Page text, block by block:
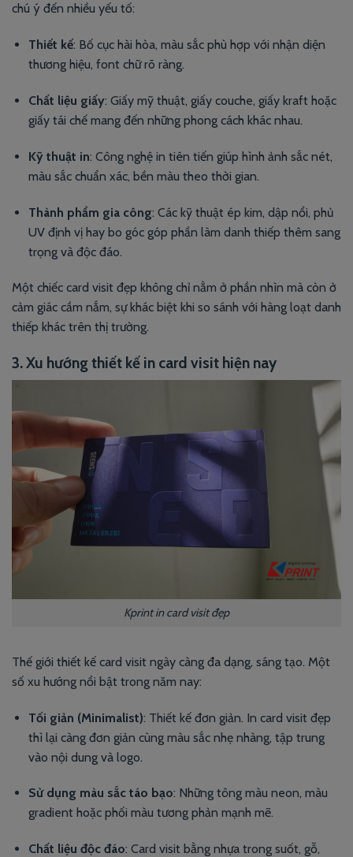
chú ý đến nhiều yếu tố:
Thiết kế: Bố cục hài hòa, màu sắc phù hợp với nhận diện
thương hiệu, font chữ rõ ràng.
Chất liệu giấy: Giấy mỹ thuật, giấy couche, giấy kraft hoặc
giấy tái chế mang đến những phong cách khác nhau.
Kỹ thuật in: Công nghệ in tiên tiến giúp hình ảnh sắc nét,
màu sắc chuẩn xác, bền màu theo thời gian.
Thành phẩm gia công: Các kỹ thuật ép kim, dập nổi, phủ
UV định vị hay bo góc góp phần làm danh thiếp thêm sang
trọng và độc đáo.
Một chiếc card visit đẹp không chỉ nằm ở phần nhìn mà còn ở
cảm giác cầm nắm, sự khác biệt khi so sánh với hàng loạt danh
thiếp khác trên thị trường.
3. Xu hướng thiết kế in card visit hiện nay
Kprint in card visit đẹp
Thế giới thiết kế card visit ngày càng đa dạng, sáng tạo. Một
số xu hướng nổi bật trong năm nay:
Tối giản (Minimalist): Thiết kế đơn giản. In card visit đẹp
thì lại càng đơn giản cùng màu sắc nhẹ nhàng, tập trung
vào nội dung và logo.
Sử dụng màu sắc táo bạo: Những tông màu neon, màu
gradient hoặc phối màu tương phản mạnh mẽ.
Chất liệu độc đáo: Card visit bằng nhựa trong suốt, gỗ,